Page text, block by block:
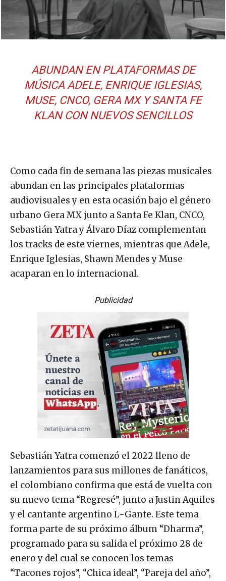
ABUNDAN EN PLATAFORMAS DE
MÚSICA ADELE, ENRIQUE IGLESIAS,
MUSE, CNCO, GERA MX Y SANTA FE
KLAN CON NUEVOS SENCILLOS
Como cada fin de semana las piezas musicales
abundan en las principales plataformas
audiovisuales y en esta ocasión bajo el género
urbano Gera MX junto a Santa Fe Klan, CNCO,
Sebastián Yatra y Álvaro Díaz complementan
los tracks de este viernes, mientras que Adele,
Enrique Iglesias, Shawn Mendes y Muse
acaparan en lo internacional.
Publicidad
Sebastián Yatra comenzó el 2022 lleno de
lanzamientos para sus millones de fanáticos,
el colombiano confirma que está de vuelta con
su nuevo tema “Regresé”, junto a Justin Aquiles
y el cantante argentino L-Gante. Este tema
forma parte de su próximo álbum “Dharma”,
programado para su salida el próximo 28 de
enero y del cual se conocen los temas
“Tacones rojos”, “Chica ideal”, “Pareja del año”,